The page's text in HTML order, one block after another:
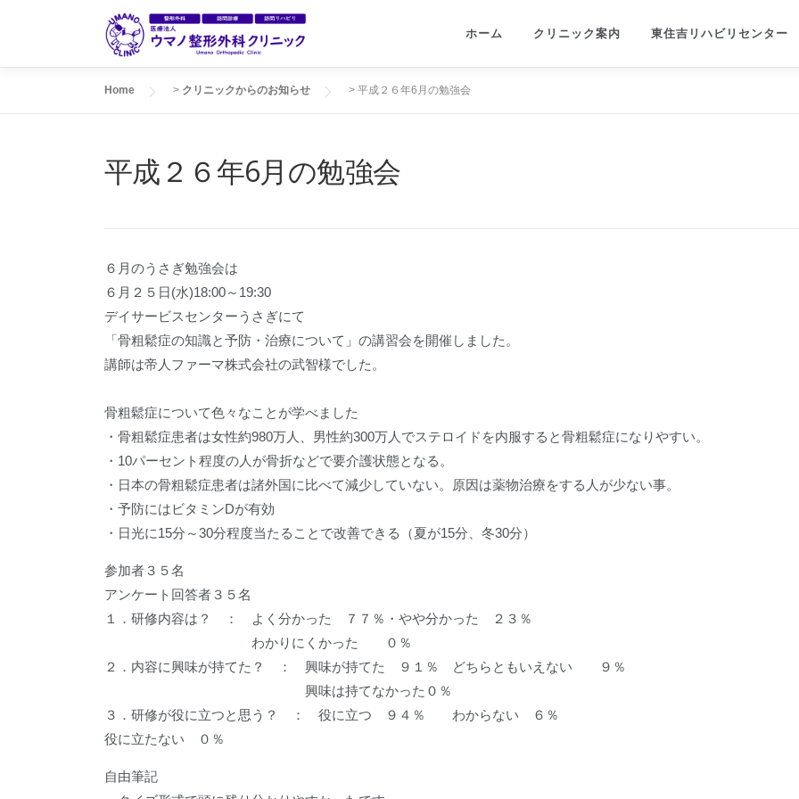
ホーム クリニック案内 東住吉リハビリセンター
Home > クリニックからのお知らせ > 平成２６年6月の勉強会
平成２６年6月の勉強会
６月のうさぎ勉強会は
６月２５日(水)18:00～19:30
デイサービスセンターうさぎにて
「骨粗鬆症の知識と予防・治療について」の講習会を開催しました。
講師は帝人ファーマ株式会社の武智様でした。
骨粗鬆症について色々なことが学べました
・骨粗鬆症患者は女性約980万人、男性約300万人でステロイドを内服すると骨粗鬆症になりやすい。
・10パーセント程度の人が骨折などで要介護状態となる。
・日本の骨粗鬆症患者は諸外国に比べて減少していない。原因は薬物治療をする人が少ない事。
・予防にはビタミンDが有効
・日光に15分～30分程度当たることで改善できる（夏が15分、冬30分）
参加者３５名
アンケート回答者３５名
１．研修内容は？ ： よく分かった ７７％・やや分かった ２３％
わかりにくかった ０％
２．内容に興味が持てた？ ： 興味が持てた ９１％ どちらともいえない ９％
興味は持てなかった０％
３．研修が役に立つと思う？ ： 役に立つ ９４％ わからない ６％
役に立たない ０％
自由筆記